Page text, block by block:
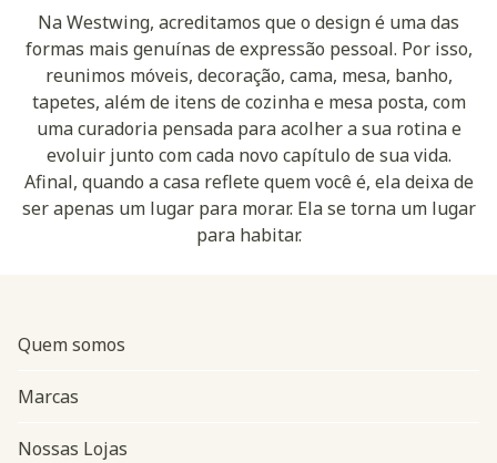
Na Westwing, acreditamos que o design é uma das
formas mais genuínas de expressão pessoal. Por isso,
reunimos móveis, decoração, cama, mesa, banho,
tapetes, além de itens de cozinha e mesa posta, com
uma curadoria pensada para acolher a sua rotina e
evoluir junto com cada novo capítulo de sua vida.
Afinal, quando a casa reflete quem você é, ela deixa de
ser apenas um lugar para morar. Ela se torna um lugar
para habitar.
Quem somos
Marcas
Nossas Lojas